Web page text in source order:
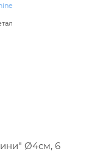
Ø4см, 6